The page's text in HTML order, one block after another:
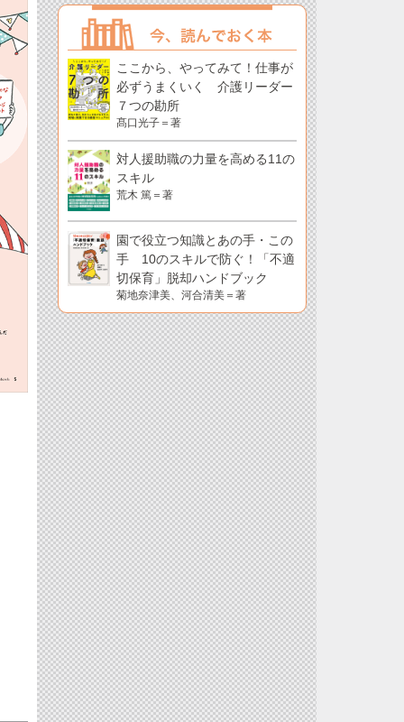
ここから、やってみて！仕事が
必ずうまくいく 介護リーダー
７つの勘所
髙口光子＝著
対人援助職の力量を高める11の
スキル
荒木 篤＝著
園で役立つ知識とあの手・この
手 10のスキルで防ぐ！「不適
切保育」脱却ハンドブック
菊地奈津美、河合清美＝著